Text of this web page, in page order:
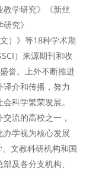
学研究》《新丝
究》
）》等18种学术期
）来源期刊和收
誉。上外不断推进
介和传播，努力
科学繁荣发展。
流的高校之一，
学视为核心发展
文教科研机构和国
及各分支机构、